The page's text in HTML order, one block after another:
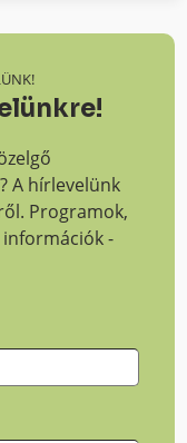
A hírlevelünk
Programok,
információk -